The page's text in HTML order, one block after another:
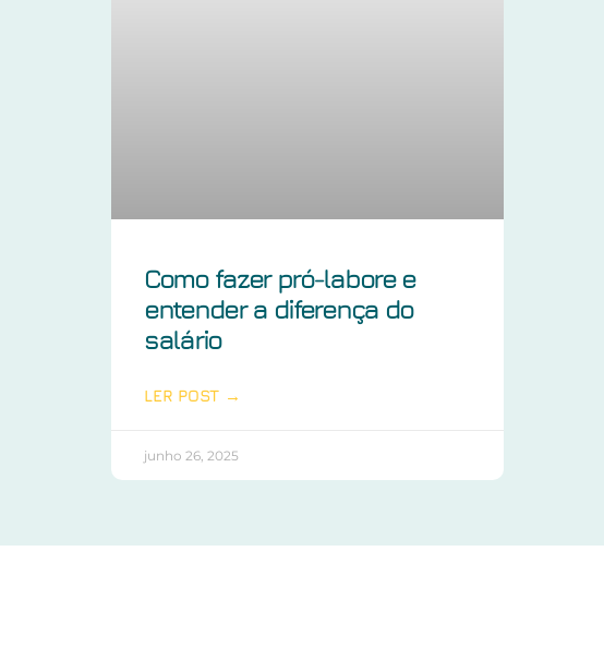
Como fazer pró-labore e
entender a diferença do
salário
LER POST →
junho 26, 2025